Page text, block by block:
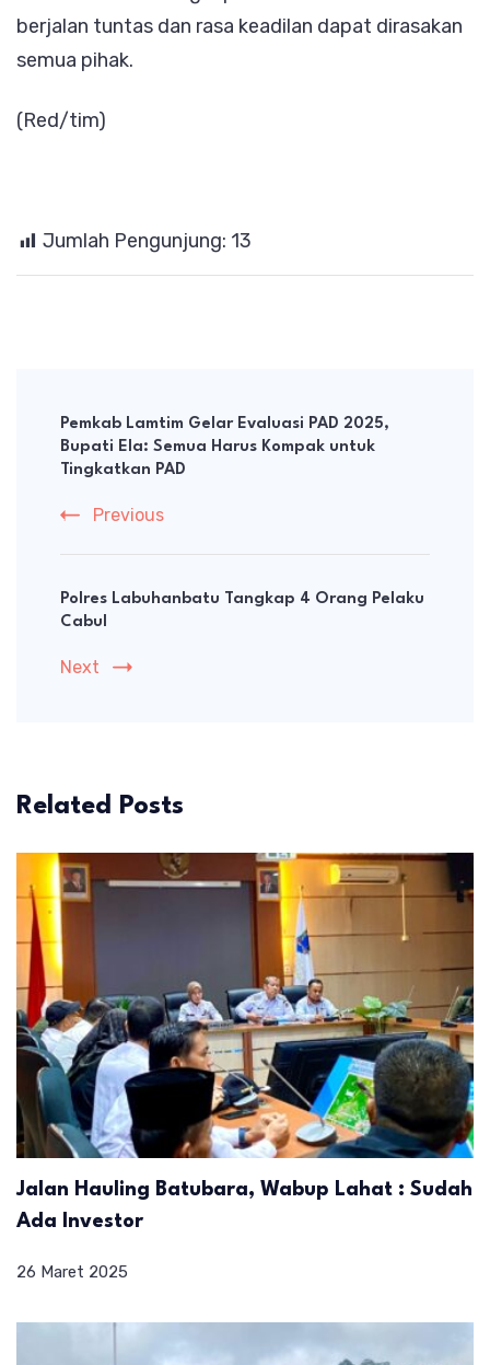
berjalan tuntas dan rasa keadilan dapat dirasakan
semua pihak.
(Red/tim)
Jumlah Pengunjung: 13
Navigation
Pemkab Lamtim Gelar Evaluasi PAD 2025,
Bupati Ela: Semua Harus Kompak untuk
Tingkatkan PAD
Previous
Polres Labuhanbatu Tangkap 4 Orang Pelaku
Cabul
Next
Related Posts
Jalan Hauling Batubara, Wabup Lahat : Sudah
Ada Investor
26 Maret 2025